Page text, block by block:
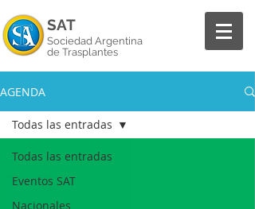
SAT
Sociedad Argentina
de Trasplantes
AGENDA
Todas las entradas
Eventos SAT
Nacionales
Todas las entradas